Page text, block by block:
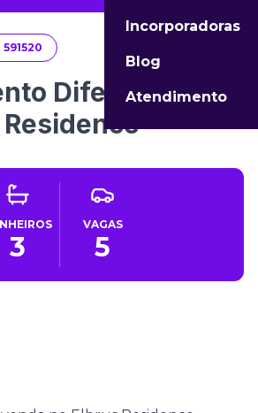
Incorporadoras
Blog
Atendimento
591520
Diferenciado
3
VAGAS
5